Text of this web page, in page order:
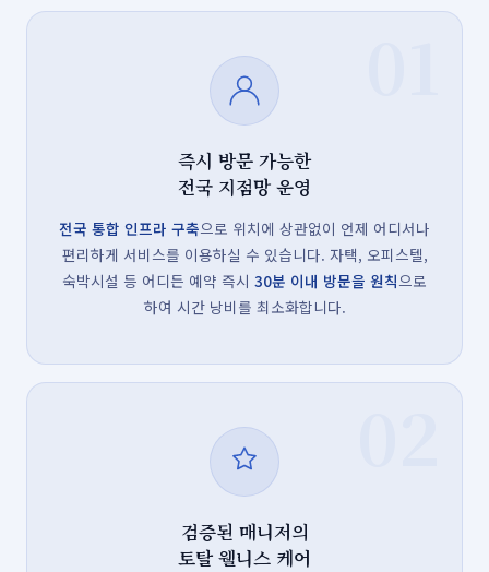
즉시 방문 가능한
전국 지점망 운영
전국 통합 인프라 구축으로 위치에 상관없이 언제 어디서나
편리하게 서비스를 이용하실 수 있습니다. 자택, 오피스텔,
숙박시설 등 어디든 예약 즉시 30분 이내 방문을 원칙으로
하여 시간 낭비를 최소화합니다.
검증된 매니저의
토탈 웰니스 케어